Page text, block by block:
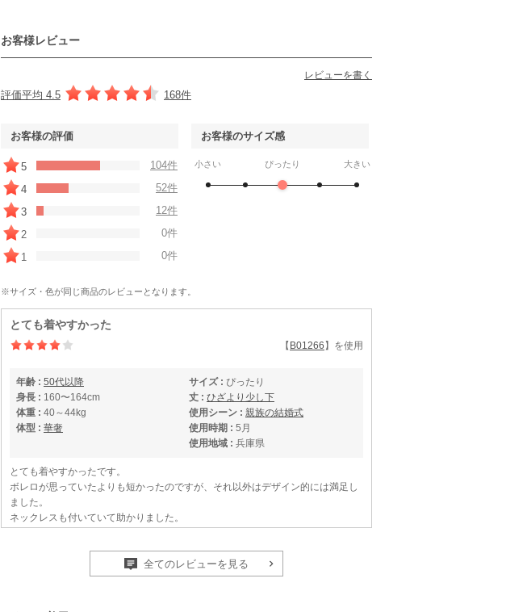
お客様レビュー
レビューを書く
評価平均 4.5 168件
お客様の評価
5
104件
4
52件
3
12件
2
0件
1
0件
お客様のサイズ感
小さい ぴったり 大きい
※サイズ・色が同じ商品のレビューとなります。
とても着やすかった
【 B01266 】を使用
年齢 : 50代以降
身長 : 160〜164cm
体重 : 40～44kg
体型 : 華奢
サイズ : ぴったり
丈 : ひざより少し下
使用シーン : 親族の結婚式
使用時期 : 5月
使用地域 : 兵庫県
とても着やすかったです。
ボレロが思っていたよりも短かったのですが、それ以外はデザイン的には満足し
ました。
ネックレスも付いていて助かりました。
様々な角度からの情報提供が、参考になって選びやすかったです。
キャンセルにもすぐに対応して下さりありがとうございました。
全てのレビューを見る